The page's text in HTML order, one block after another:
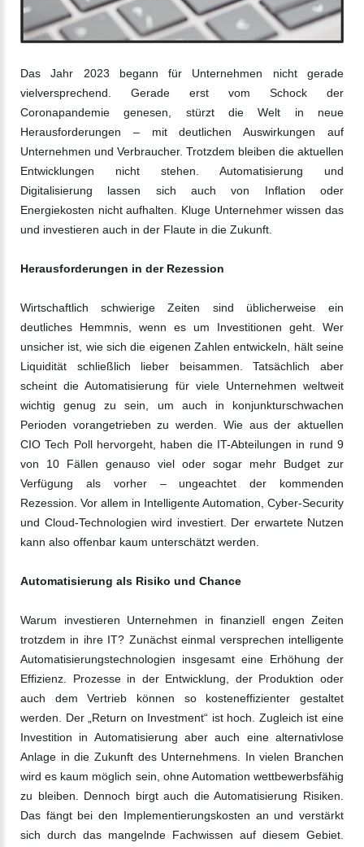
Das Jahr 2023 begann für Unternehmen nicht gerade
vielversprechend. Gerade erst vom Schock der
Coronapandemie genesen, stürzt die Welt in neue
Herausforderungen – mit deutlichen Auswirkungen auf
Unternehmen und Verbraucher. Trotzdem bleiben die aktuellen
Entwicklungen nicht stehen. Automatisierung und
Digitalisierung lassen sich auch von Inflation oder
Energiekosten nicht aufhalten. Kluge Unternehmer wissen das
und investieren auch in der Flaute in die Zukunft.
Herausforderungen in der Rezession
Wirtschaftlich schwierige Zeiten sind üblicherweise ein
deutliches Hemmnis, wenn es um Investitionen geht. Wer
unsicher ist, wie sich die eigenen Zahlen entwickeln, hält seine
Liquidität schließlich lieber beisammen. Tatsächlich aber
scheint die Automatisierung für viele Unternehmen weltweit
wichtig genug zu sein, um auch in konjunkturschwachen
Perioden vorangetrieben zu werden. Wie aus der aktuellen
CIO Tech Poll hervorgeht, haben die IT-Abteilungen in rund 9
von 10 Fällen genauso viel oder sogar mehr Budget zur
Verfügung als vorher – ungeachtet der kommenden
Rezession. Vor allem in Intelligente Automation, Cyber-Security
und Cloud-Technologien wird investiert. Der erwartete Nutzen
kann also offenbar kaum unterschätzt werden.
Automatisierung als Risiko und Chance
Warum investieren Unternehmen in finanziell engen Zeiten
trotzdem in ihre IT? Zunächst einmal versprechen intelligente
Automatisierungstechnologien insgesamt eine Erhöhung der
Effizienz. Prozesse in der Entwicklung, der Produktion oder
auch dem Vertrieb können so kosteneffizienter gestaltet
werden. Der „Return on Investment“ ist hoch. Zugleich ist eine
Investition in Automatisierung aber auch eine alternativlose
Anlage in die Zukunft des Unternehmens. In vielen Branchen
wird es kaum möglich sein, ohne Automation wettbewerbsfähig
zu bleiben. Dennoch birgt auch die Automatisierung Risiken.
Das fängt bei den Implementierungskosten an und verstärkt
sich durch das mangelnde Fachwissen auf diesem Gebiet.